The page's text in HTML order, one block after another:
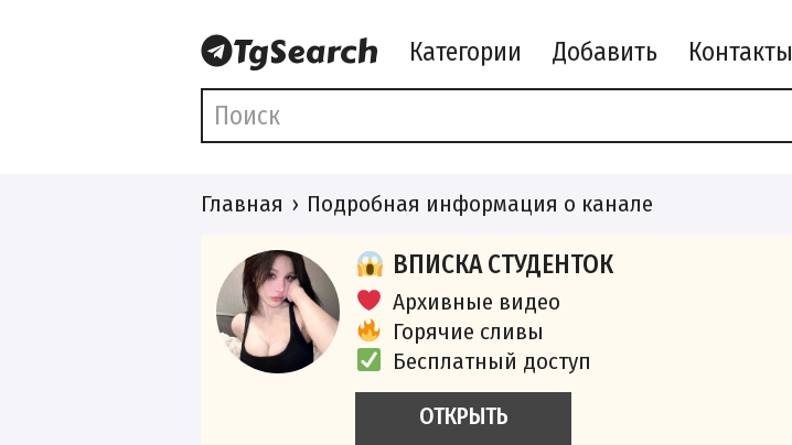
Категории Добавить Контакты
Главная Подробная информация о канале
ВПИСКА СТУДЕНТОК
Архивные видео
Горячие сливы
Бесплатный доступ
ОТКРЫТЬ